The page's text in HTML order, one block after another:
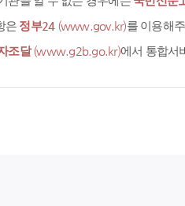
은 정부24 (www.gov.kr)를 이용해
조달(www.g2b.go.kr)에서 통합서